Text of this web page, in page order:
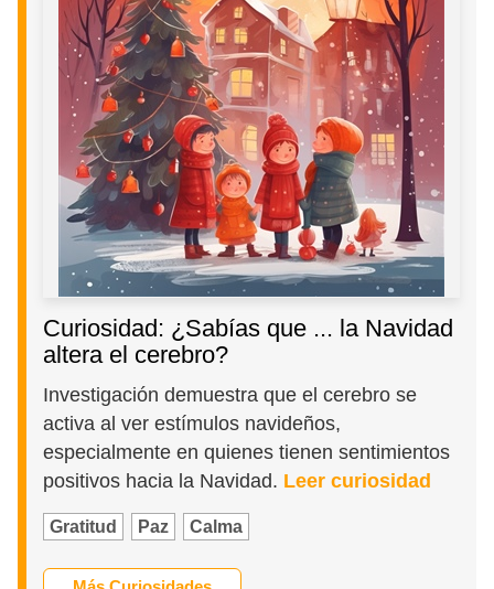
Curiosidad: ¿Sabías que ... la Navidad
altera el cerebro?
Investigación demuestra que el cerebro se
activa al ver estímulos navideños,
especialmente en quienes tienen sentimientos
positivos hacia la Navidad. Leer curiosidad
Gratitud Paz Calma